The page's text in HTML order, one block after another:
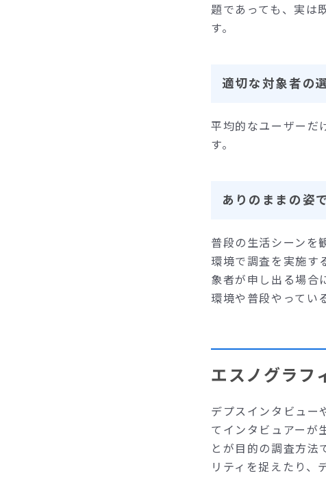
題であっても、実は
す。
適切な対象者の
平均的なユーザーだ
す。
ありのままの姿
普段の生活シーンを
環境で調査を実施す
象者が申し出る場合
環境や普段やってい
エスノグラフ
デプスインタビュー
てインタビュアーが
とが目的の調査方法
リティを捉えたり、